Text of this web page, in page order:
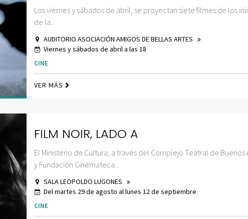
Los viernes y sábados de abril, se proyectan siete filmes de los
de la...
AUDITORIO ASOCIACIÓN AMIGOS DE BELLAS ARTES
Viernes y sábados de abril a las 18
CINE
VER MÁS
FILM NOIR, LADO A
El Ministerio de Cultura, a través del Complejo Teatral de Buenos
y Fundación Cinemateca...
SALA LEOPOLDO LUGONES
Del martes 29 de agosto al lunes 12 de septiembre
CINE